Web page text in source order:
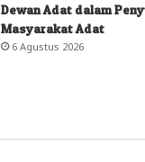
Dewan Adat dalam
Masyarakat Adat
6 Agustus 2026